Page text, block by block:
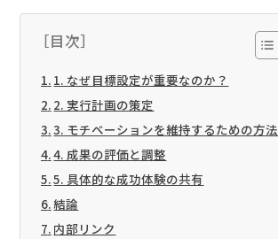
［目次］
1. なぜ目標設定が重要なのか？
2. 実行計画の策定
3. モチベーションを維持するための方法
4. 成果の評価と調整
5. 具体的な成功体験の共有
結論
内部リンク